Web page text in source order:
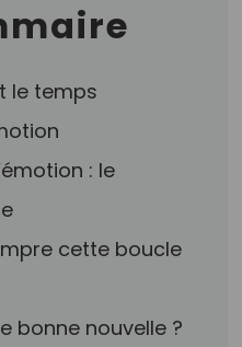
le temps
: le
cette boucle
bonne nouvelle ?